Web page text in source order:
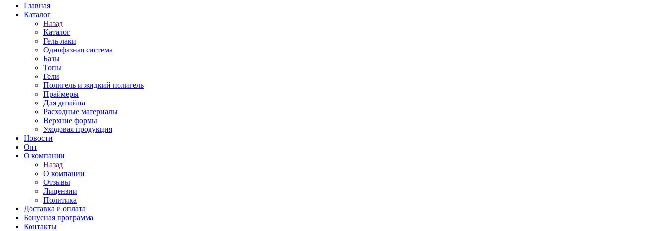
Главная
Каталог
Назад
Каталог
Гель-лаки
Однофазная система
Базы
Топы
Гели
Полигель и жидкий полигель
Праймеры
Для дизайна
Расходные материалы
Верхние формы
Уходовая продукция
Новости
Опт
О компании
Назад
О компании
Отзывы
Лицензии
Политика
Доставка и оплата
Бонусная программа
Контакты